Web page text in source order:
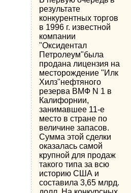
результате
конкурентных торгов
в 1996 г. известной
компании
"Оксидентал
Петролеум"была
продана лицензия на
месторождение "Илк
Хилз"нефтяного
резерва ВМФ N 1 в
Калифорнии,
занимавшее 11-е
место в стране по
величине запасов.
Сумма этой сделки
оказалась самой
крупной для продаж
такого типа за всю
историю США и
составила 3,65 млрд.